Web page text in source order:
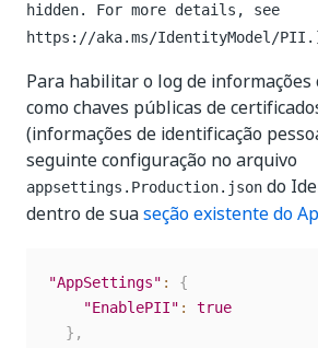
hidden. For more details, see
https://aka.ms/IdentityModel/
Para habilitar o log de informações
como chaves públicas de
(informações de identificação
seguinte configuração no arquivo
appsettings.Production.json do
dentro de suaseção existente do
"AppSettings" :
{
"EnablePII" :
true
} ,